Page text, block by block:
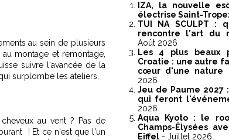
au sein de plusieurs
montage et remontage,
suivre l'avancée de la
surplombe les ateliers.
au vent ? Pas de
! Et ce n'est que l'un
IZA, la nouvelle
électrise Saint-
TUI NA SCULPT :
rencontre l'art du
Août 2026
Les 4 plus beaux
Croatie : une autre
cœur d'une nature
2026
Jeu de Paume 2027
qui feront
2026
Aqua Kyoto : le
Champs-Élysées
Eiffel- Juillet 2026